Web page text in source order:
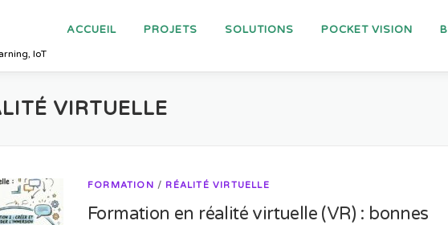
IoT
ACCUEIL PROJETS SOLUTIONS POCKET VISION
VIRTUELLE
FORMATION / RÉALITÉ VIRTUELLE
Formation en réalité virtuelle (VR) : bonnes